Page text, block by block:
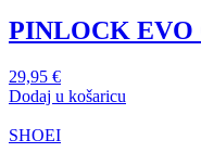
PINLOCK EVO
29,95 €
Dodaj u košaricu
SHOEI